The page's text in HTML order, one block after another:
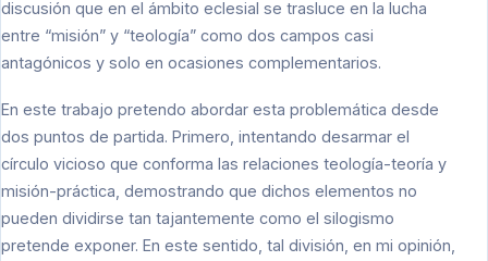
discusión que en el ámbito eclesial se trasluce en la lucha
entre “misión” y “teología” como dos campos casi
antagónicos y solo en ocasiones complementarios.
En este trabajo pretendo abordar esta problemática desde
dos puntos de partida. Primero, intentando desarmar el
círculo vicioso que conforma las relaciones teología-teoría y
misión-práctica, demostrando que dichos elementos no
pueden dividirse tan tajantemente como el silogismo
pretende exponer. En este sentido, tal división, en mi opinión,